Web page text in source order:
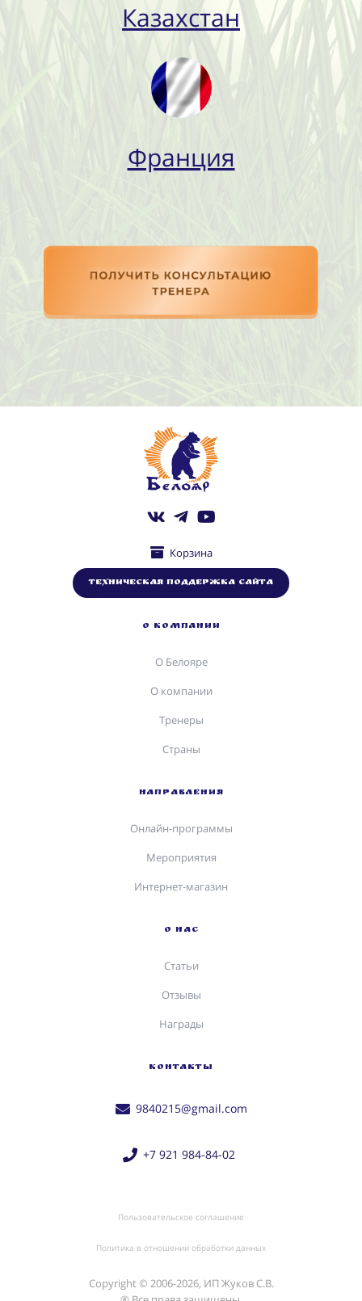
Казахстан
Франция
Корзина
Техническая поддержка сайта
О КОМПАНИИ
О Белояре
О компании
Тренеры
Страны
НАПРАВЛЕНИЯ
Онлайн-программы
Мероприятия
Интернет-магазин
О НАС
Статьи
Отзывы
Награды
КОНТАКТЫ
9840215@gmail.com
+7 921 984-84-02
Пользовательское соглашение
Политика в отношении обработки данных
Copyright © 2006-2026, ИП Жуков С.В.